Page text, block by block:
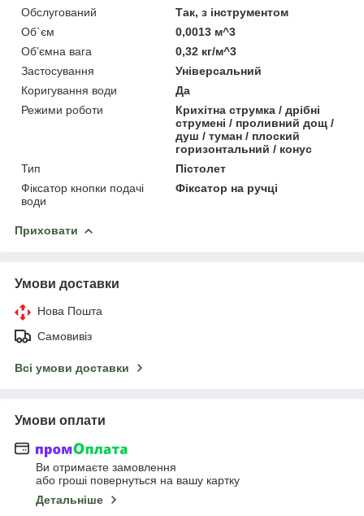
Обслугований
Так, з інструментом
Об`єм
0,0013 м^3
Об’ємна вага
0,32 кг/м^3
Застосування
Універсальний
Коригування води
Да
Режими роботи
Крихітна струмка / дрібні
струмені / проливний дощ /
душ / туман / плоский
горизонтальний / конус
Тип
Пістолет
Фіксатор кнопки подачі
води
Фіксатор на ручці
Приховати
Умови доставки
Нова Пошта
Самовивіз
Всі умови доставки
Умови оплати
Ви отримаєте замовлення
або гроші повернуться на вашу картку
Детальніше